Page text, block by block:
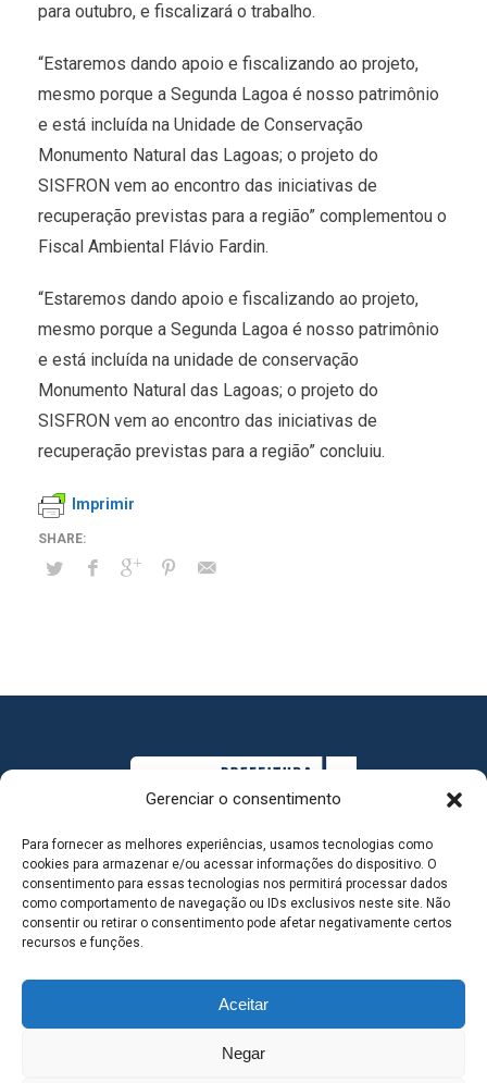
Gerenciar o consentimento
Para fornecer as melhores experiências, usamos tecnologias como
cookies para armazenar e/ou acessar informações do dispositivo. O
consentimento para essas tecnologias nos permitirá processar dados
como comportamento de navegação ou IDs exclusivos neste site. Não
consentir ou retirar o consentimento pode afetar negativamente certos
recursos e funções.
Aceitar
Negar
para outubro, e fiscalizará o trabalho.
“Estaremos dando apoio e fiscalizando ao projeto,
mesmo porque a Segunda Lagoa é nosso patrimônio
e está incluída na Unidade de Conservação
Monumento Natural das Lagoas; o projeto do
SISFRON vem ao encontro das iniciativas de
recuperação previstas para a região” complementou o
Fiscal Ambiental Flávio Fardin.
“Estaremos dando apoio e fiscalizando ao projeto,
mesmo porque a Segunda Lagoa é nosso patrimônio
e está incluída na unidade de conservação
Monumento Natural das Lagoas; o projeto do
SISFRON vem ao encontro das iniciativas de
recuperação previstas para a região” concluiu.
Imprimir
MAPA DO SITE
SEDE DO ADMINISTRATIVO MUNICIPAL - Avenida